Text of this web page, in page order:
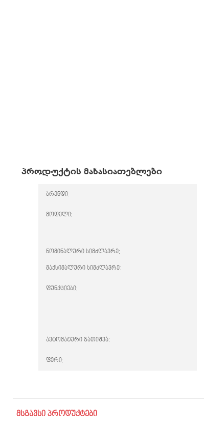
პროდუქტის მახასიათებლები
ბრენდი:
მოდელი:
ნომინალური სიმძლავრე:
მაქსიმალური სიმძლავრე:
ფუნქციები:
ავტომატური გათიშვა:
ფერი:
მსგავსი პროდუქტები